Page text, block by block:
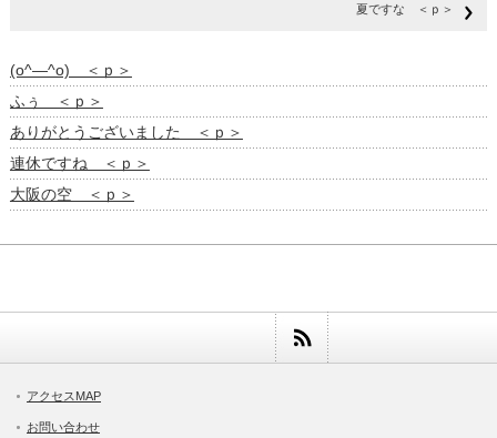
夏ですな ＜ｐ＞
(o^―^o) ＜ｐ＞
ふぅ ＜ｐ＞
ありがとうございました ＜ｐ＞
連休ですね ＜ｐ＞
大阪の空 ＜ｐ＞
アクセスMAP
お問い合わせ